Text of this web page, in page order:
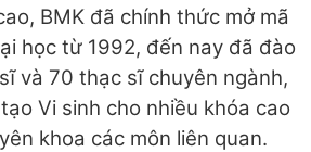
BMK đã chính thức mở mã
học từ 1992, đến nay đã đào
và 70 thạc sĩ chuyên ngành,
Vi sinh cho nhiều khóa cao
khoa các môn liên quan.